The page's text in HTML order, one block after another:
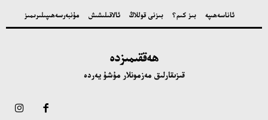
ئاناسەھىپە بىز كىم؟ بىزنى قوللاڭ ئالاقىلىشىش مۇنبەرسەھىپىلىرىمىز
ھەققىمىزدە
قىزىقارلىق مەزمونلار مۇشۇ يەردە